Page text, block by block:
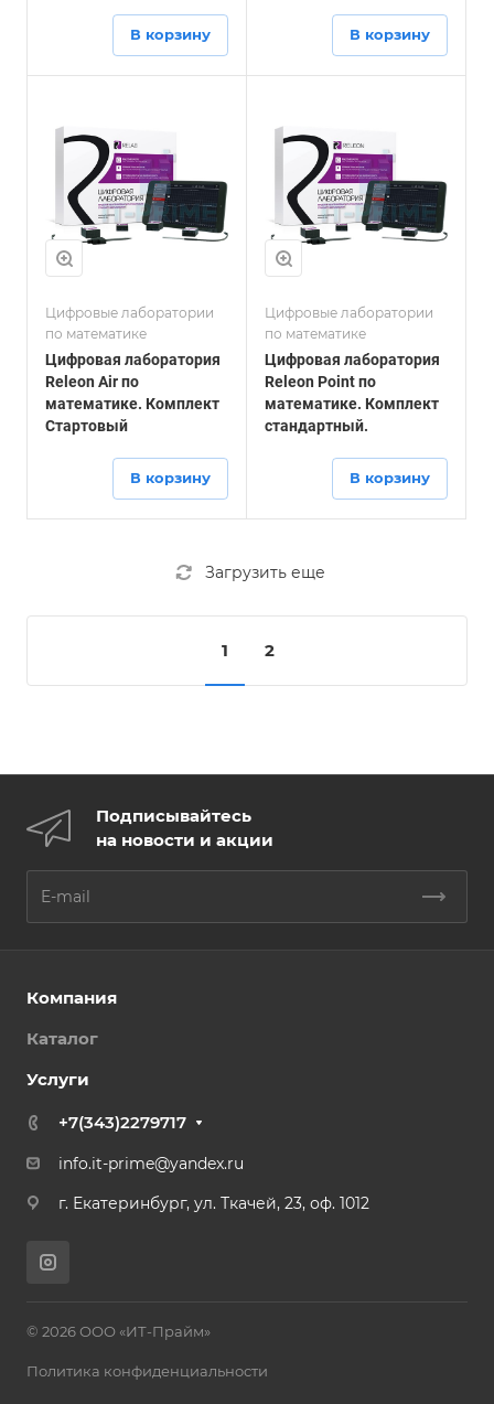
В корзину В корзину
Цифровые лаборатории
по математике
Цифровая лаборатория
Releon Air по
математике. Комплект
Стартовый
В корзину
Цифровые лаборатории
по математике
Цифровая лаборатория
Releon Point по
математике. Комплект
стандартный.
В корзину
Загрузить еще
1 2
Подписывайтесь
на новости и акции
Компания
Каталог
Услуги
+7(343)2279717
info.it-prime@yandex.ru
г. Екатеринбург, ул. Ткачей, 23, оф. 1012
© 2026 ООО «ИТ-Прайм»
Политика конфиденциальности